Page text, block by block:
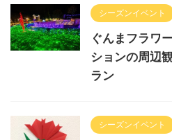
シーズンイベント
ぐんまフラワ
ションの周辺
ラン
シーズンイベント